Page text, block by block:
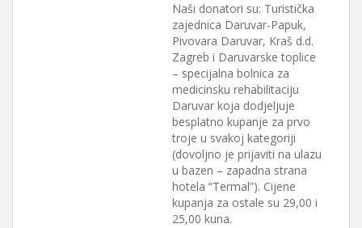
Naši donatori su: Turistička
zajednica Daruvar-Papuk,
Pivovara Daruvar, Kraš d.d.
Zagreb i Daruvarske toplice
– specijalna bolnica za
medicinsku rehabilitaciju
Daruvar koja dodjeljuje
besplatno kupanje za prvo
troje u svakoj kategoriji
(dovoljno je prijaviti na ulazu
u bazen – zapadna strana
hotela “Termal”). Cijene
kupanja za ostale su 29,00 i
25,00 kuna.